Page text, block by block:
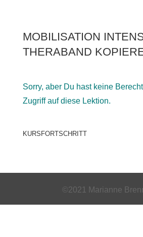
MOBILISATION
THERABAND
Sorry, aber Du hast keine
Zugriff auf diese Lektion.
KURSFORTSCHRITT
©2021 Marianne